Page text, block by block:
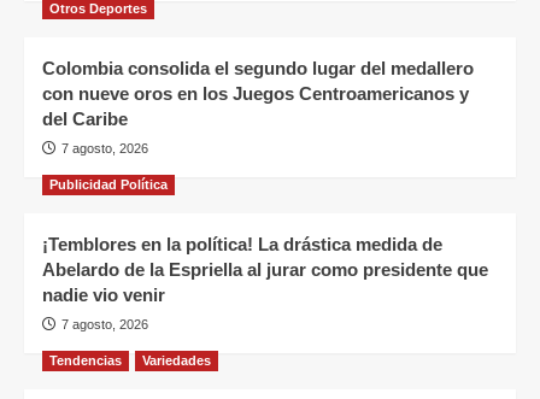
Otros Deportes
Colombia consolida el segundo lugar del medallero
con nueve oros en los Juegos Centroamericanos y
del Caribe
7 agosto, 2026
Publicidad Política
¡Temblores en la política! La drástica medida de
Abelardo de la Espriella al jurar como presidente que
nadie vio venir
7 agosto, 2026
Tendencias Variedades